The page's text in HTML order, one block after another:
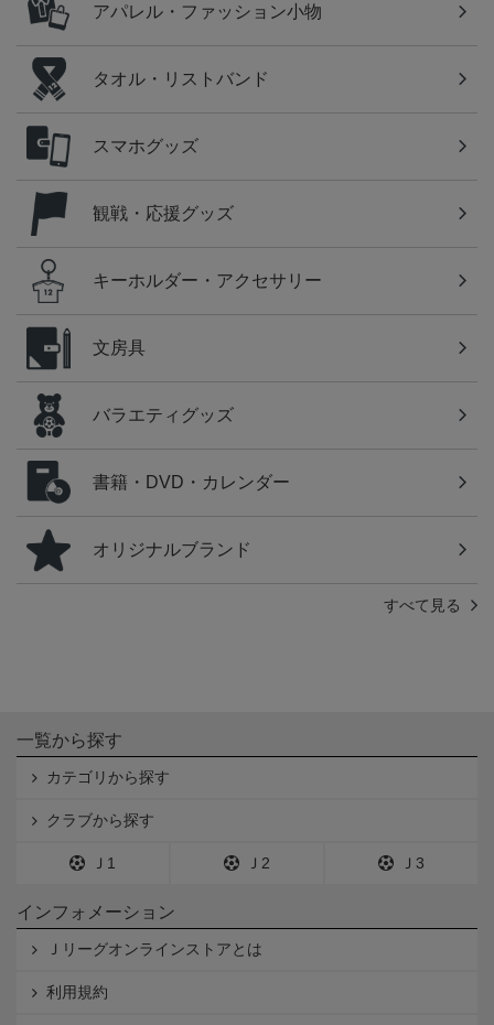
アパレル・ファッション小物
タオル・リストバンド
スマホグッズ
観戦・応援グッズ
キーホルダー・アクセサリー
文房具
バラエティグッズ
書籍・DVD・カレンダー
オリジナルブランド
すべて見る
一覧から探す
カテゴリから探す
クラブから探す
Ｊ1 Ｊ2 Ｊ3
インフォメーション
Ｊリーグオンラインストアとは
利用規約